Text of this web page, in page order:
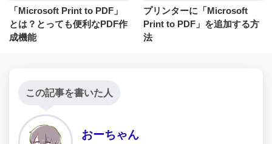
「Microsoft Print to PDF」
とは？とっても便利なPDF作
成機能
プリンターに「Microsoft
Print to PDF」を追加する方
法
この記事を書いた人
おーちゃん